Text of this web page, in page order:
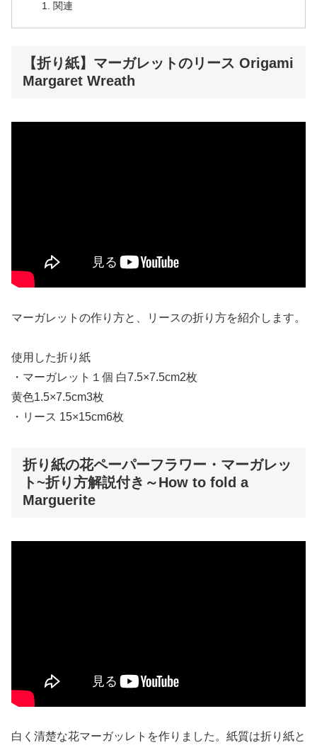
関連
【折り紙】マーガレットのリース Origami
Margaret Wreath
マーガレットの作り方と、リースの折り方を紹介します。
使用した折り紙
・マーガレット１個 白7.5×7.5cm2枚
黄色1.5×7.5cm3枚
・リース 15×15cm6枚
折り紙の花ペーパーフラワー・マーガレッ
ト~折り方解説付き～How to fold a
Marguerite
白く清楚な花マーガッレトを作りました。紙質は折り紙と